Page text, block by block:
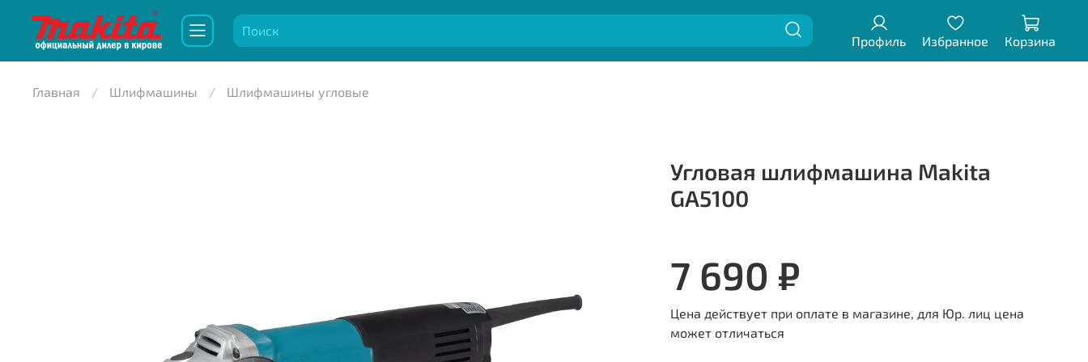
Профиль Избранное Корзина
Главная Шлифмашины Шлифмашины угловые
Угловая шлифмашина Makita
GA5100
7 690 ₽